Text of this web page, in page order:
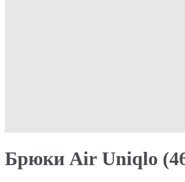
Брюки Air Uniqlo